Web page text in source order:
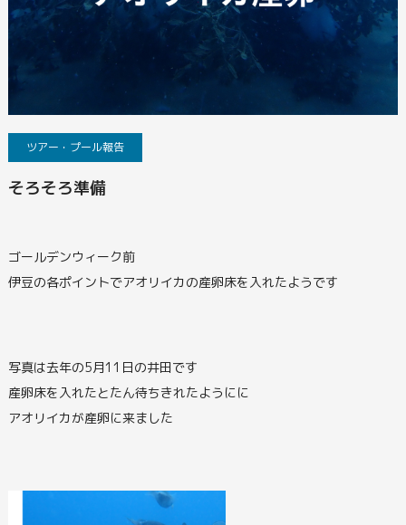
ツアー・プール報告
そろそろ準備
ゴールデンウィーク前
伊豆の各ポイントでアオリイカの産卵床を入れたようです
写真は去年の5月11日の井田です
産卵床を入れたとたん待ちきれたようにに
アオリイカが産卵に来ました